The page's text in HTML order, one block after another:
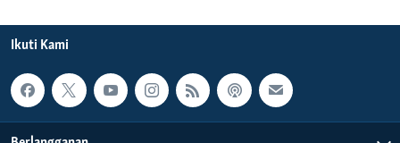
Ikuti Kami